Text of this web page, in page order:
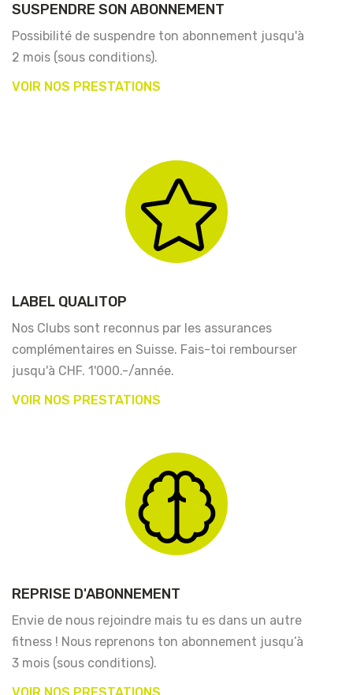
SUSPENDRE SON ABONNEMENT
Possibilité de suspendre ton abonnement jusqu'à
2 mois (sous conditions).
VOIR NOS PRESTATIONS
LABEL QUALITOP
Nos Clubs sont reconnus par les assurances
complémentaires en Suisse. Fais-toi rembourser
jusqu'à CHF. 1'000.-/année.
VOIR NOS PRESTATIONS
REPRISE D'ABONNEMENT
Envie de nous rejoindre mais tu es dans un autre
fitness ! Nous reprenons ton abonnement jusqu’à
3 mois (sous conditions).